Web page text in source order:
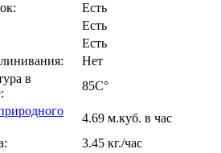
Есть
Есть
Есть
Нет
в
85C°
4.69 м.куб. в час
3.45 кг./час